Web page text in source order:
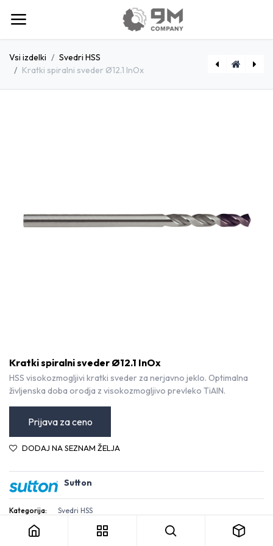
Vsi izdelki
Svedri HSS
Kratki spiralni sveder Ø12.1 InOx
Kratki spiralni sveder Ø12.1 InOx
HSS visokozmogljivi kratki sveder za nerjavno jeklo. Optimalna
življenska doba orodja z visokozmogljivo prevleko TiAlN.
Prijava za ceno
DODAJ NA SEZNAM ŽELJA
Sutton
Kategorija: Svedri HSS
Pogoji in določila